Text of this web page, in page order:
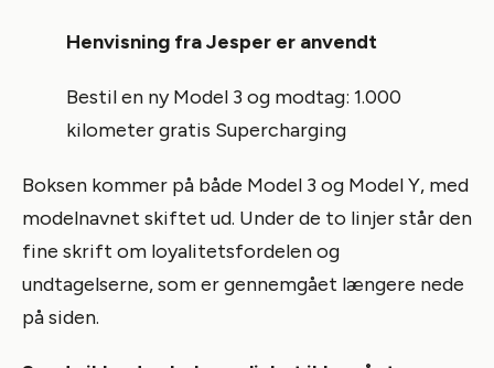
Henvisning fra Jesper er anvendt
Bestil en ny Model 3 og modtag: 1.000
kilometer gratis Supercharging
Boksen kommer på både Model 3 og Model Y, med
modelnavnet skiftet ud. Under de to linjer står den
fine skrift om loyalitetsfordelen og
undtagelserne, som er gennemgået længere nede
på siden.